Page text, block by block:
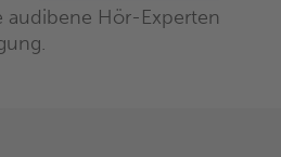
audibene Hör-Experten